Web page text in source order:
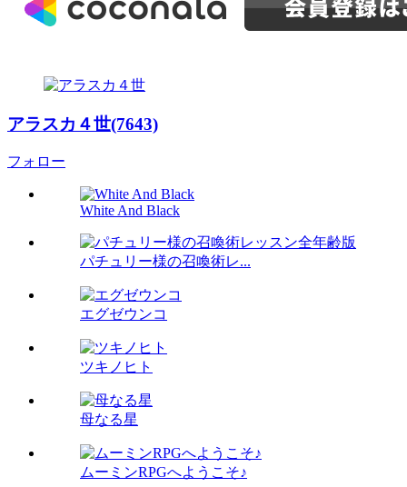
アラスカ４世(7643)
フォロー
White And Black
パチュリー様の召喚術レ...
エグゼウンコ
ツキノヒト
母なる星
ムーミンRPGへようこそ♪